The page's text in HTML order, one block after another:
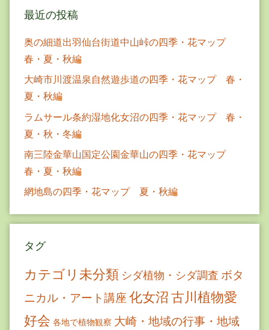
最近の投稿
奥の細道出羽仙台街道中山峠の四季・花マップ
春・夏・秋編
大崎市川渡温泉自然遊歩道の四季・花マップ 春・
夏・秋編
ラムサール条約湿地化女沼の四季・花マップ 春・
夏・秋・冬編
南三陸金華山国定公園金華山の四季・花マップ
春・夏・秋編
網地島の四季・花マップ 夏・秋編
タグ
カテゴリ未分類 シダ植物・シダ調査 ボタ
ニカル・アート講座 化女沼古川植物愛
好会 各地で植物観察 大崎・地域の行事・地域